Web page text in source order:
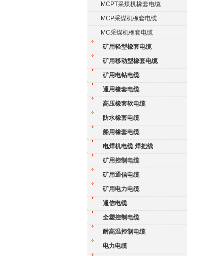
MCPT采煤机橡套电缆
MCP采煤机橡套电缆
MC采煤机橡套电缆
矿用轻型橡套电缆
矿用移动型橡套电缆
矿用电钻电缆
通用橡套电缆
高压橡套软电缆
防水橡套电缆
船用橡套电缆
电焊机电缆 焊把线
矿用控制电缆
矿用通信电缆
矿用电力电缆
通信电缆
全塑控制电缆
耐高温控制电缆
电力电缆